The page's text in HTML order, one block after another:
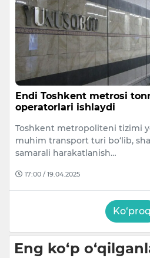
Endi Toshkent metrosi
operatorlari ishlaydi
Toshkent metropoliteni tizimi
muhim transport turi bo‘lib,
samarali harakatlanish…
17:00 / 19.04.2025
Ko‘proq
Eng ko‘p